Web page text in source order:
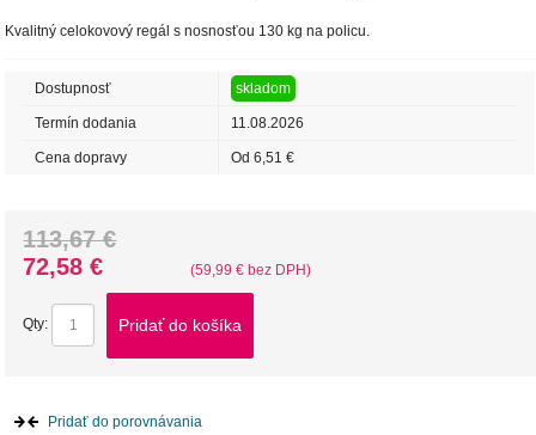
Kvalitný celokovový regál s nosnosťou 130 kg na policu.
Dostupnosť skladom
Termín dodania 11.08.2026
Cena dopravy Od 6,51 €
113,67 €
72,58 €
(59,99 € bez DPH)
Qty: Pridať do košíka
Pridať do porovnávania